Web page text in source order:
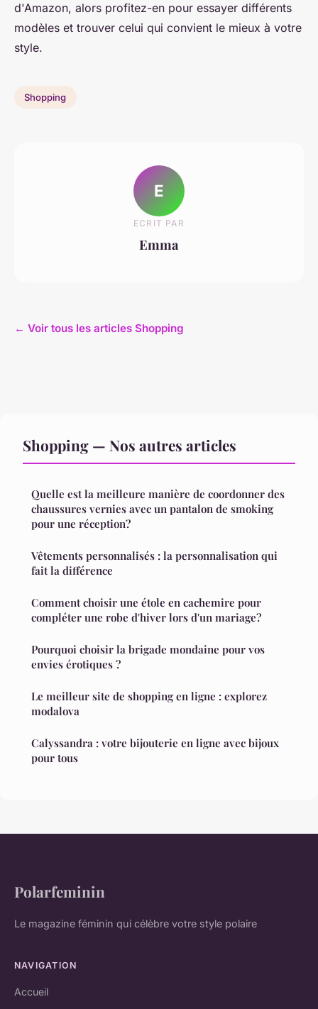
d'Amazon, alors profitez-en pour essayer différents
modèles et trouver celui qui convient le mieux à votre
style.
Shopping
E
ECRIT PAR
Emma
← Voir tous les articles Shopping
Shopping — Nos autres articles
Quelle est la meilleure manière de coordonner des
chaussures vernies avec un pantalon de smoking
pour une réception?
Vêtements personnalisés : la personnalisation qui
fait la différence
Comment choisir une étole en cachemire pour
compléter une robe d'hiver lors d'un mariage?
Pourquoi choisir la brigade mondaine pour vos
envies érotiques ?
Le meilleur site de shopping en ligne : explorez
modalova
Calyssandra : votre bijouterie en ligne avec bijoux
pour tous
Polarfeminin
Le magazine féminin qui célèbre votre style polaire
NAVIGATION
Accueil